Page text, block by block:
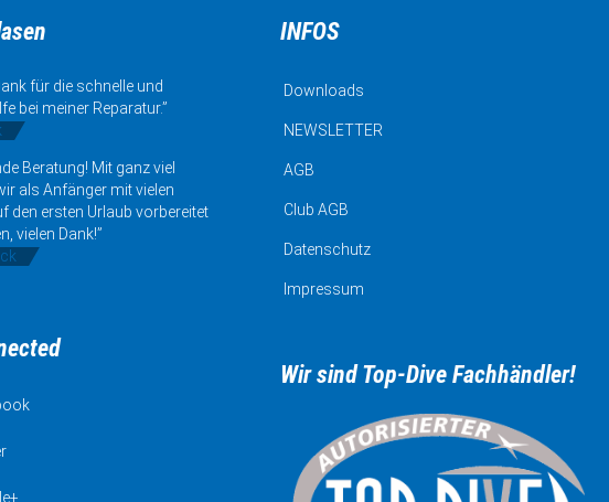
für die schnelle und
bei meiner Reparatur.”
Beratung! Mit ganz viel
als Anfänger mit vielen
den ersten Urlaub vorbereitet
vielen Dank!”
INFOS
Downloads
NEWSLETTER
AGB
Club AGB
Datenschutz
Impressum
Wir sind Top-Dive Fachhändler!